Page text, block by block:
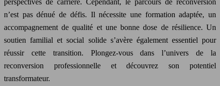
n’est pas dénué de défis. Il nécessite une formation adaptée, un
accompagnement de qualité et une bonne dose de résilience. Un
soutien familial et social solide s’avère également essentiel pour
réussir cette transition. Plongez-vous dans l’univers de la
reconversion professionnelle et découvrez son potentiel
transformateur.